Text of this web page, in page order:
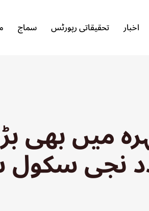
اخبار تحقیقاتی رپورٹس سماج
میں بھی
نجی